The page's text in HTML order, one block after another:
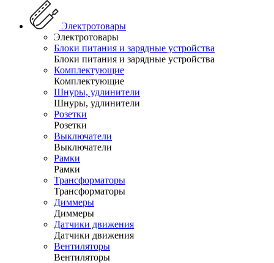
Электротовары
Электротовары
Блоки питания и зарядные устройства
Блоки питания и зарядные устройства
Комплектующие
Комплектующие
Шнуры, удлинители
Шнуры, удлинители
Розетки
Розетки
Выключатели
Выключатели
Рамки
Рамки
Трансформаторы
Трансформаторы
Диммеры
Диммеры
Датчики движения
Датчики движения
Вентиляторы
Вентиляторы